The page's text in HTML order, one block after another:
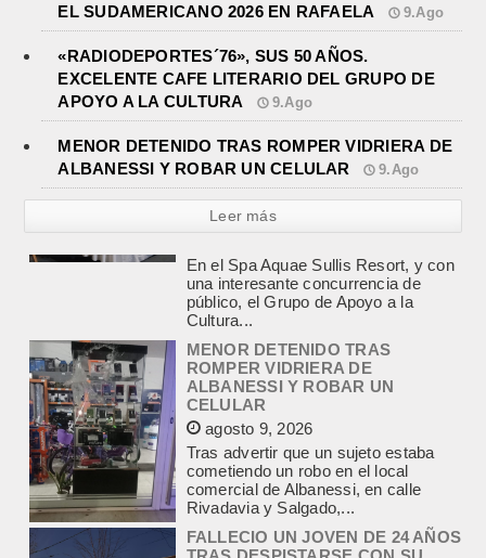
EL SUDAMERICANO 2026 EN RAFAELA
9.Ago
«RADIODEPORTES´76», SUS 50 AÑOS.
EXCELENTE CAFE LITERARIO DEL GRUPO DE
APOYO A LA CULTURA
9.Ago
MENOR DETENIDO TRAS ROMPER VIDRIERA DE
ALBANESSI Y ROBAR UN CELULAR
9.Ago
Leer más
MENOR DETENIDO TRAS
ROMPER VIDRIERA DE
ALBANESSI Y ROBAR UN
CELULAR
agosto 9, 2026
Tras advertir que un sujeto estaba
cometiendo un robo en el local
comercial de Albanessi, en calle
Rivadavia y Salgado,...
FALLECIO UN JOVEN DE 24 AÑOS
TRAS DESPISTARSE CON SU
AUTO E IMPACTAR CONTRA UN
PAREDON
agosto 9, 2026